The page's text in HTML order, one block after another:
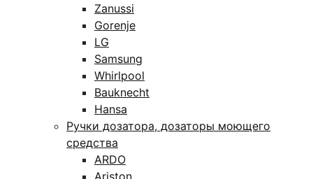
Zanussi
Gorenje
LG
Samsung
Whirlpool
Bauknecht
Hansa
Ручки дозатора, дозаторы моющего
средства
ARDO
Ariston